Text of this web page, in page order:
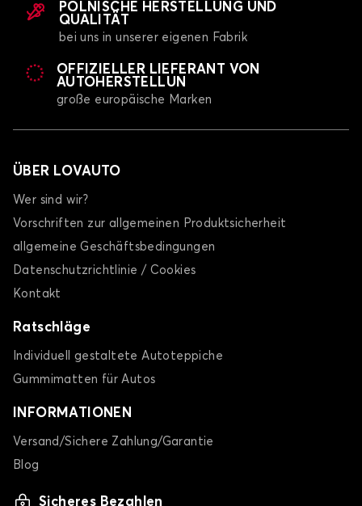
POLNISCHE HERSTELLUNG UND
QUALITÄT
bei uns in unserer eigenen Fabrik
OFFIZIELLER LIEFERANT VON
AUTOHERSTELLUN
große europäische Marken
ÜBER LOVAUTO
Wer sind wir?
Vorschriften zur allgemeinen Produktsicherheit
allgemeine Geschäftsbedingungen
Datenschutzrichtlinie / Cookies
Kontakt
Ratschläge
Individuell gestaltete Autoteppiche
Gummimatten für Autos
INFORMATIONEN
Versand/Sichere Zahlung/Garantie
Blog
Sicheres Bezahlen